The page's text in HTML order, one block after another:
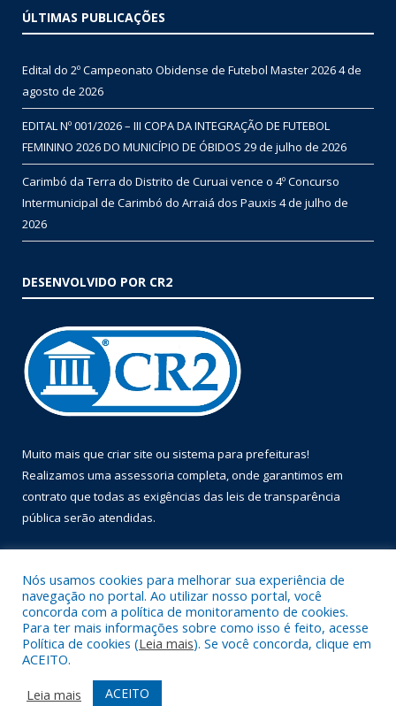
ÚLTIMAS PUBLICAÇÕES
Edital do 2º Campeonato Obidense de Futebol Master 20264 de
agosto de 2026
EDITAL Nº 001/2026 – III COPA DA INTEGRAÇÃO DE FUTEBOL
FEMININO 2026 DO MUNICÍPIO DE ÓBIDOS 29 de julho de 2026
Carimbó da Terra do Distrito de Curuai vence o 4º Concurso
Intermunicipal de Carimbó do Arraiá dos Pauxis 4 de julho de
2026
DESENVOLVIDO POR CR2
Muito mais que criar site ou sistema para prefeituras!
Realizamos uma assessoria completa, onde garantimos em
contrato que todas as exigências das leis de transparência
pública serão atendidas.
Todos os direitos reservados a Prefeitura Municipal de Óbidos.
Mapa do Site
Acessar Área Administrativa
Nós usamos cookies para melhorar sua experiência de
navegação no portal. Ao utilizar nosso portal, você
concorda com a política de monitoramento de cookies.
Para ter mais informações sobre como isso é feito, acesse
Política de cookies (Leia mais). Se você concorda, clique em
ACEITO.
Leia mais
ACEITO